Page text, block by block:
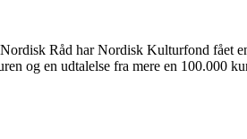
Råd har Nordisk Kulturfond fået
og en udtalelse fra mere en 100.000